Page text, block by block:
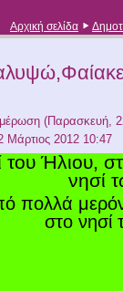
Αρχική σελίδα
(Παρασκευή,
Μάρτιος 2012 10:47
του Ήλιου,
νησί
πολλά
στο νησί